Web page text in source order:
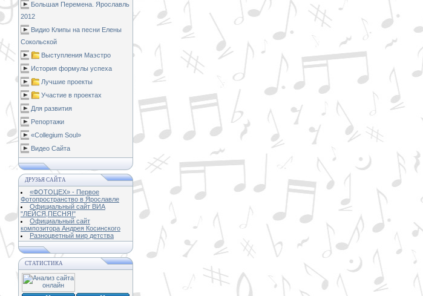
Большая Перемена. Ярославль
2012
Видио Клипы на песни Елены
Сокольской
Выступления Маэстро
История формулы успеха
Лучшие проекты
Участие в проектах
Для развития
Репортажи
«Collegium Soul»
Видео Сайта
ДРУЗЬЯ САЙТА
«ФОТОЦЕХ» - Первое
Фотопространство в Ярославле
Официальный сайт ВИА
"ЛЕЙСЯ,ПЕСНЯ!"
Официальный сайт
композитора Андрея Косинского
Разноцветный мир детства
СТАТИСТИКА